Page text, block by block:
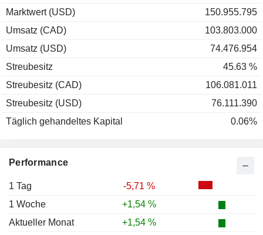
Performance
1 Tag
-5,71 %
1 Woche
+1,54 %
Aktueller Monat
+1,54 %
Marktwert (USD)
150.955.795
Umsatz (CAD)
103.803.000
Umsatz (USD)
74.476.954
Streubesitz
45.63 %
Streubesitz (CAD)
106.081.011
Streubesitz (USD)
76.111.390
Täglich gehandeltes Kapital
0.06%